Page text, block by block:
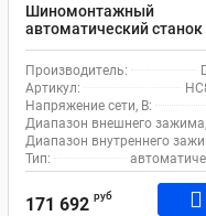
Шиномонтажный
автоматический станок
Dekar HC8510 для
и коммерческого
транспорта
Производитель:
Артикул:
Напряжение сети, В:
Диапазон внешнего
Диапазон внутреннего
Тип:
171 692 руб